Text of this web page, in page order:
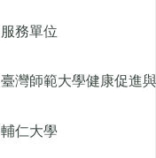
服務單位
臺灣師範大學健康促進
輔仁大學